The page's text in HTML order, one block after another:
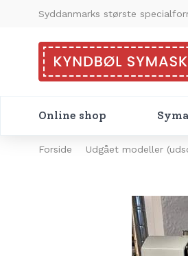
Syddanmarks største
Online shop
Forside Udgået modeller